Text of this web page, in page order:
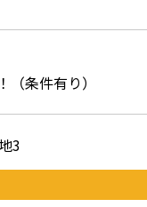
条件有り）
3